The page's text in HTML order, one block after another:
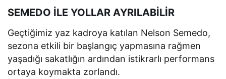
SEMEDO İLE YOLLAR AYRILABİLİR
Geçtiğimiz yaz kadroya katılan Nelson Semedo,
sezona etkili bir başlangıç yapmasına rağmen
yaşadığı sakatlığın ardından istikrarlı performans
ortaya koymakta zorlandı.